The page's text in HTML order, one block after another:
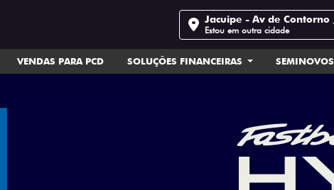
Jacuipe - Av de Contorno
Estou em outra cidade
VENDAS PARA PCD SOLUÇÕES FINANCEIRAS SEMINOVOS